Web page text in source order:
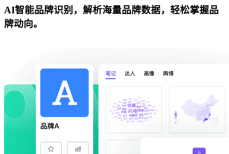
AI智能品牌识别，解析海量品牌数据，轻松掌握品
牌动向。